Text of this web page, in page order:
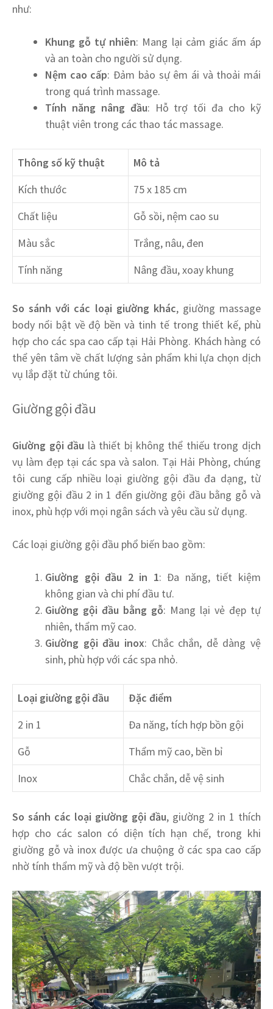
như:
Khung gỗ tự nhiên: Mang lại cảm giác ấm áp
và an toàn cho người sử dụng.
Nệm cao cấp: Đảm bảo sự êm ái và thoải mái
trong quá trình massage.
Tính năng nâng đầu: Hỗ trợ tối đa cho kỹ
thuật viên trong các thao tác massage.
Thông số kỹ thuật
Mô tả
Kích thước
75 x 185 cm
Chất liệu
Gỗ sồi, nệm cao su
Màu sắc
Trắng, nâu, đen
Tính năng
Nâng đầu, xoay khung
So sánh với các loại giường khác, giường massage
body nổi bật về độ bền và tinh tế trong thiết kế, phù
hợp cho các spa cao cấp tại Hải Phòng. Khách hàng có
thể yên tâm về chất lượng sản phẩm khi lựa chọn dịch
vụ lắp đặt từ chúng tôi.
Giường gội đầu
Giường gội đầu là thiết bị không thể thiếu trong dịch
vụ làm đẹp tại các spa và salon. Tại Hải Phòng, chúng
tôi cung cấp nhiều loại giường gội đầu đa dạng, từ
giường gội đầu 2 in 1 đến giường gội đầu bằng gỗ và
inox, phù hợp với mọi ngân sách và yêu cầu sử dụng.
Các loại giường gội đầu phổ biến bao gồm:
Giường gội đầu 2 in 1: Đa năng, tiết kiệm
không gian và chi phí đầu tư.
Giường gội đầu bằng gỗ: Mang lại vẻ đẹp tự
nhiên, thẩm mỹ cao.
Giường gội đầu inox: Chắc chắn, dễ dàng vệ
sinh, phù hợp với các spa nhỏ.
Loại giường gội đầu
Đặc điểm
2 in 1
Đa năng, tích hợp bồn gội
Gỗ
Thẩm mỹ cao, bền bỉ
Inox
Chắc chắn, dễ vệ sinh
So sánh các loại giường gội đầu, giường 2 in 1 thích
hợp cho các salon có diện tích hạn chế, trong khi
giường gỗ và inox được ưa chuộng ở các spa cao cấp
nhờ tính thẩm mỹ và độ bền vượt trội.